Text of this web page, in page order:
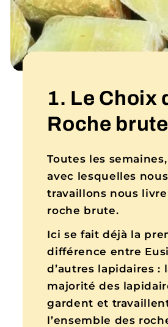
1. Le Choix
Roche brute
Toutes les
avec lesquelles nous
travaillons nous
roche brute.
Ici se fait déjà la
différence entre
d’autres lapidaires :
majorité des
gardent et
l’ensemble des